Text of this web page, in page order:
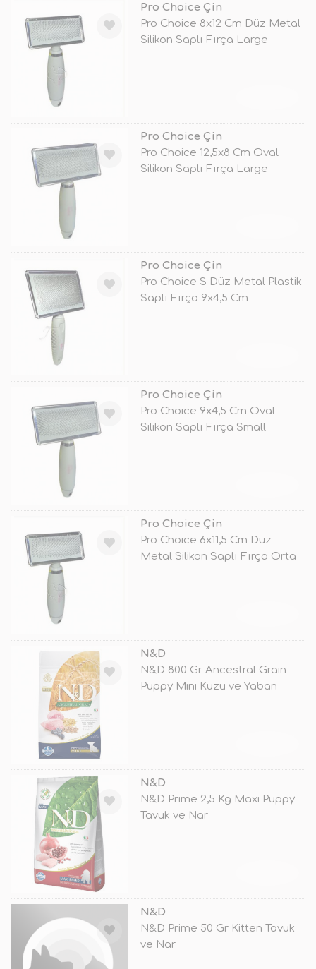
Pro Choice Çin
Pro Choice 8x12 Cm Düz Metal
Silikon Saplı Fırça Large
Pro Choice Çin
Pro Choice 12,5x8 Cm Oval
Silikon Saplı Fırça Large
Pro Choice Çin
Pro Choice S Düz Metal Plastik
Saplı Fırça 9x4,5 Cm
Pro Choice Çin
Pro Choice 9x4,5 Cm Oval
Silikon Saplı Fırça Small
Pro Choice Çin
Pro Choice 6x11,5 Cm Düz
Metal Silikon Saplı Fırça Orta
N&D
N&D 800 Gr Ancestral Grain
Puppy Mini Kuzu ve Yaban
N&D
N&D Prime 2,5 Kg Maxi Puppy
Tavuk ve Nar
N&D
N&D Prime 50 Gr Kitten Tavuk
ve Nar